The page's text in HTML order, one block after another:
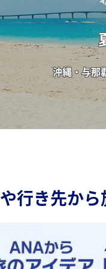
沖縄・与那
行き先か